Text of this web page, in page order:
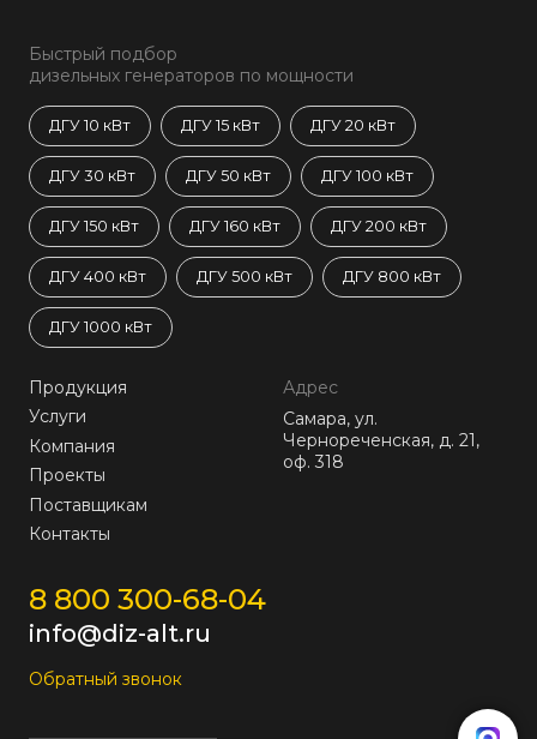
Быстрый подбор
дизельных генераторов по мощности
ДГУ 10 кВт ДГУ 15 кВт ДГУ 20 кВт
ДГУ 30 кВт ДГУ 50 кВт ДГУ 100 кВт
ДГУ 150 кВт ДГУ 160 кВт ДГУ 200 кВт
ДГУ 400 кВт ДГУ 500 кВт ДГУ 800 кВт
ДГУ 1000 кВт
Продукция
Услуги
Компания
Проекты
Поставщикам
Контакты
Адрес
Самара, ул.
Чернореченская, д. 21,
оф. 318
8 800 300-68-04
info@diz-alt.ru
Обратный звонок